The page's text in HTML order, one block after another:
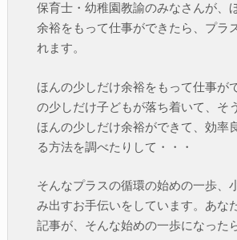
保育士・幼稚園教諭のみなさんが、
余裕をもって仕事ができたら、プラ
れます。
ほんの少しだけ余裕をもって仕事が
の少しだけ子どもが落ち着いて、そ
ほんの少しだけ余裕ができて、効率
る方法を調べたりして・・・
そんなプラスの循環の始めの一歩、
み出すお手伝いをしています。あな
記事が、そんな始めの一歩になった